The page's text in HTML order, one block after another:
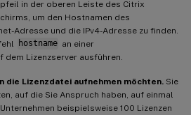
in der oberen Leiste des Citrix
um den Hostnamen des
Adresse und die IPv4-Adresse zu finden.
hostname an einer
Lizenzserver ausführen.
die Lizenzdatei aufnehmen möchten. Sie
auf die Sie Anspruch haben, auf einmal
beispielsweise 100 Lizenzen